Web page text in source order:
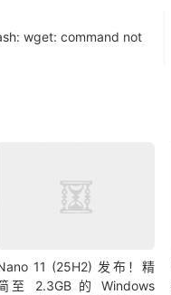
wget: command not
11 (25H2) 发布！精
至 2.3GB 的 Windows